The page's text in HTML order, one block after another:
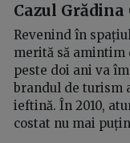
Cazul
Revenind în
merită să amintim
peste doi ani va
brandul de turism
ieftină. În 2010,
costat nu mai